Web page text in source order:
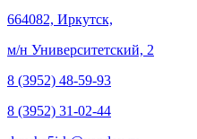
664082, Иркутск,
м/н Университетский, 2
8 (3952) 48-59-93
8 (3952) 31-02-44